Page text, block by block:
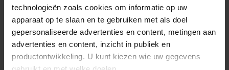
technologieën zoals cookies om informatie op uw
apparaat op te slaan en te gebruiken met als doel
gepersonaliseerde advertenties en content, metingen aan
advertenties en content, inzicht in publiek en
productontwikkeling. U kunt kiezen wie uw gegevens